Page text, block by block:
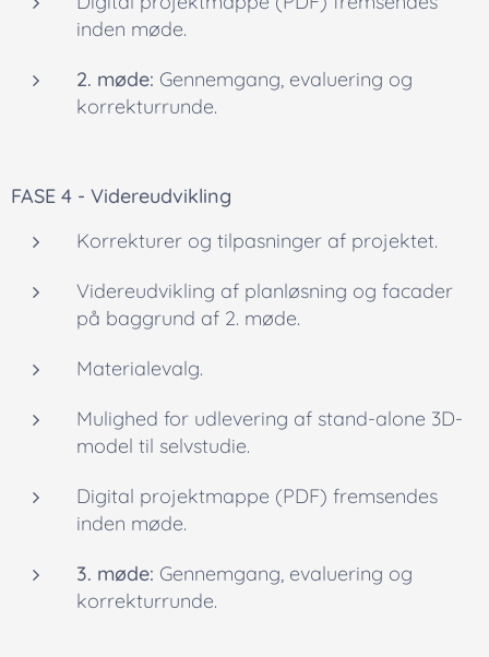
inden møde.
2. møde: Gennemgang, evaluering og
korrekturrunde.
FASE 4 - Videreudvikling
Korrekturer og tilpasninger af projektet.
Videreudvikling af planløsning og facader
på baggrund af 2. møde.
Materialevalg.
Mulighed for udlevering af stand-alone 3D-
model til selvstudie.
Digital projektmappe (PDF) fremsendes
inden møde.
3. møde: Gennemgang, evaluering og
korrekturrunde.